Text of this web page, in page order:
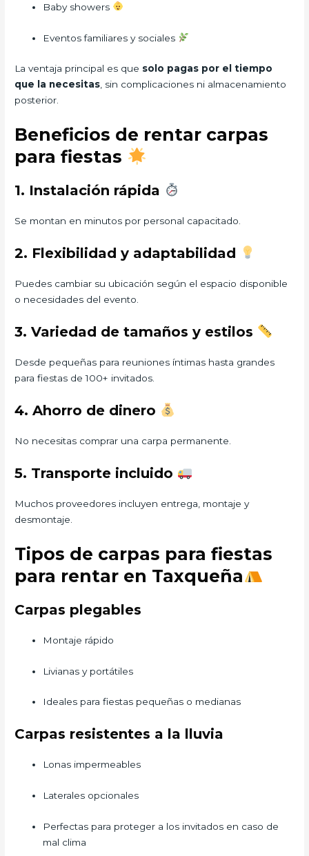
Baby showers
Eventos familiares y sociales
La ventaja principal es que solo pagas por el tiempo
que la necesitas, sin complicaciones ni almacenamiento
posterior.
Beneficios de rentar carpas
para fiestas
1. Instalación rápida
Se montan en minutos por personal capacitado.
2. Flexibilidad y adaptabilidad
Puedes cambiar su ubicación según el espacio disponible
o necesidades del evento.
3. Variedad de tamaños y estilos
Desde pequeñas para reuniones íntimas hasta grandes
para fiestas de 100+ invitados.
4. Ahorro de dinero
No necesitas comprar una carpa permanente.
5. Transporte incluido
Muchos proveedores incluyen entrega, montaje y
desmontaje.
Tipos de carpas para fiestas
para rentar en Taxqueña
Carpas plegables
Montaje rápido
Livianas y portátiles
Ideales para fiestas pequeñas o medianas
Carpas resistentes a la lluvia
Lonas impermeables
Laterales opcionales
Perfectas para proteger a los invitados en caso de
mal clima